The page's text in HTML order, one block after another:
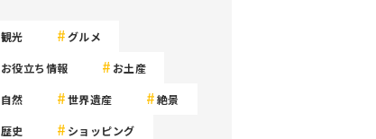
観光 グルメ
お役立ち情報 お土産
自然 世界遺産 絶景
歴史 ショッピング